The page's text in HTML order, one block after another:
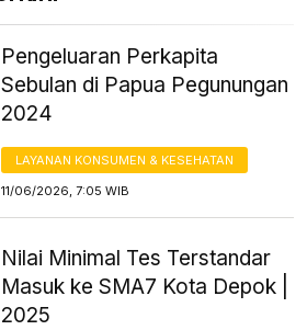
Pengeluaran Perkapita
Sebulan di Papua Pegunungan
2024
LAYANAN KONSUMEN & KESEHATAN
11/06/2026, 7:05 WIB
Nilai Minimal Tes Terstandar
Masuk ke SMA7 Kota Depok |
2025